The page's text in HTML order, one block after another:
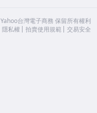
Yahoo台灣電子商務 保留所有權利
隱私權 拍賣使用規範 交易安全